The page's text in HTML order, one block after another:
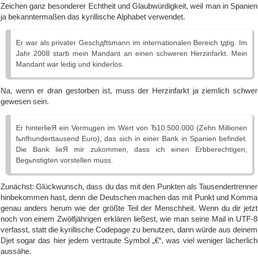
Zeichen ganz besonderer Echtheit und Glaubwürdigkeit, weil man in Spanien
ja bekanntermaßen das kyrillische Alphabet verwendet.
Er war als privater Geschдftsmann im internationalen Bereich tдtig. Im
Jahr 2008 starb mein Mandant an einen schweren Herzinfarkt. Mein
Mandant war ledig und kinderlos.
Na, wenn er dran gestorben ist, muss der Herzinfarkt ja ziemlich schwer
gewesen sein.
Er hinterlieЯ ein Vermцgen im Wert von Ђ10.500.000 (Zehn Millionen
fьnfhunderttausend Euro), das sich in einer Bank in Spanien befindet.
Die Bank lieЯ mir zukommen, dass ich einen Erbberechtigen,
Begьnstigten vorstellen muss.
Zunächst: Glückwunsch, dass du das mit den Punkten als Tausendertrenner
hinbekommen hast, denn die Deutschen machen das mit Punkt und Komma
genau anders herum wie der größte Teil der Menschheit. Wenn du dir jetzt
noch von einem Zwölfjährigen erklären ließest, wie man seine Mail in UTF-8
verfasst, statt die kyrillische Codepage zu benutzen, dann würde aus deinem
Djet sogar das hier jedem vertraute Symbol „€“, was viel weniger lächerlich
aussähe.